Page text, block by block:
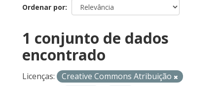
Ordenar por
1 conjunto de dados
encontrado
Licenças:
Creative Commons Atribuição